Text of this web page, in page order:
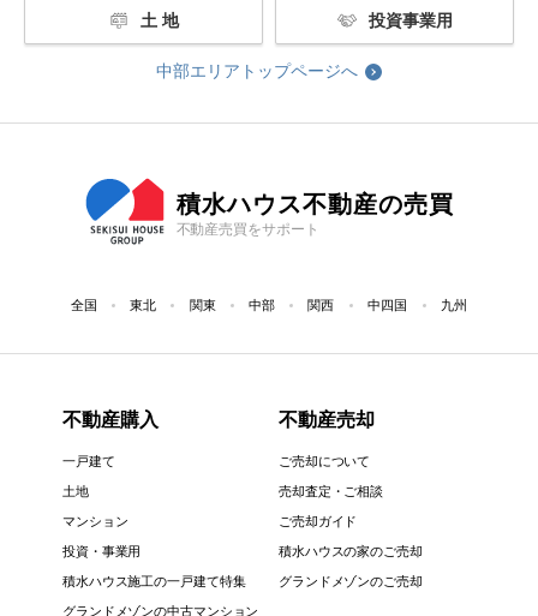
土 地 投資事業用
中部エリアトップページへ
積水ハウス不動産の売買
不動産売買をサポート
全国 東北 関東 中部 関西 中四国 九州
不動産購入
一戸建て
土地
マンション
投資・事業用
積水ハウス施工の一戸建て特集
グランドメゾンの中古マンション
不動産売却
ご売却について
売却査定・ご相談
ご売却ガイド
積水ハウスの家のご売却
グランドメゾンのご売却